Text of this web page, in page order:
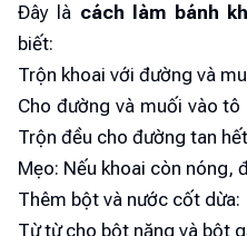
Đây là cách làm bánh
biết:
Trộn khoai với đường và
Cho đường và muối vào
Trộn đều cho đường tan
Mẹo: Nếu khoai còn nóng,
Thêm bột và nước cốt dừa:
Từ từ cho bột năng và bột